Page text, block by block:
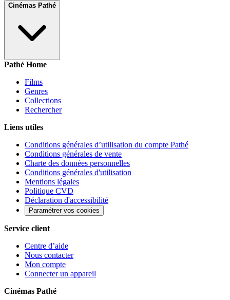
Cinémas Pathé
Pathé Home
Films
Genres
Collections
Rechercher
Liens utiles
Conditions générales d’utilisation du compte Pathé
Conditions générales de vente
Charte des données personnelles
Conditions générales d'utilisation
Mentions légales
Politique CVD
Déclaration d'accessibilité
Paramétrer vos cookies
Service client
Centre d’aide
Nous contacter
Mon compte
Connecter un appareil
Cinémas Pathé